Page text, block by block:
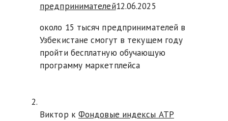
предпринимателей12.06.2025
около 15 тысяч предпринимателей в
Узбекистане смогут в текущем году
пройти бесплатную обучающую
программу маркетплейса
Виктор к Фондовые индексы АТР